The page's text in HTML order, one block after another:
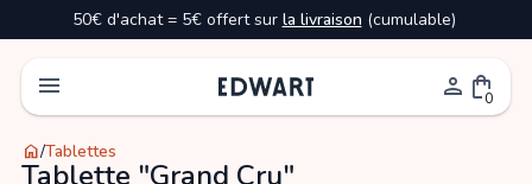
50€ d'achat = 5€ offert sur la livraison (cumulable)
menu person shopping_bag
0
home/Tablettes
Tablette "Grand Cru"